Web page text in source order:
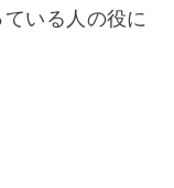
いる人の役に